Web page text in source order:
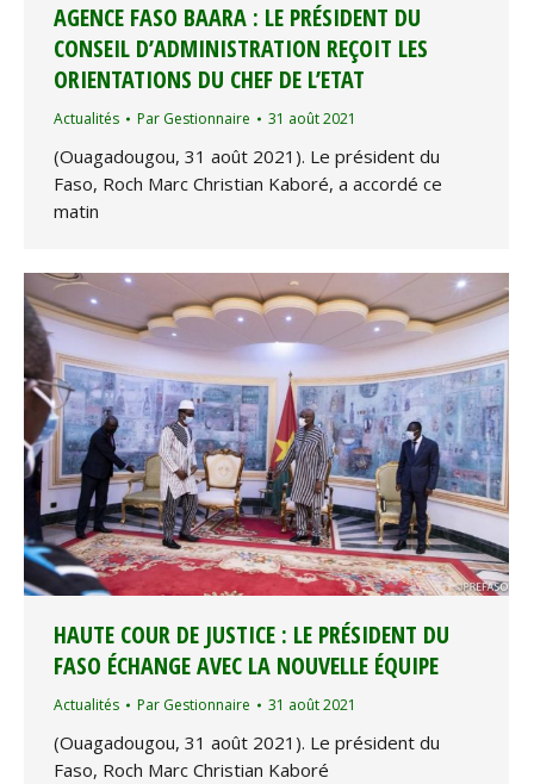
AGENCE FASO BAARA : LE PRÉSIDENT DU
CONSEIL D’ADMINISTRATION REÇOIT LES
ORIENTATIONS DU CHEF DE L’ETAT
Actualités Par Gestionnaire 31 août 2021
(Ouagadougou, 31 août 2021). Le président du
Faso, Roch Marc Christian Kaboré, a accordé ce
matin
HAUTE COUR DE JUSTICE : LE PRÉSIDENT DU
FASO ÉCHANGE AVEC LA NOUVELLE ÉQUIPE
Actualités Par Gestionnaire 31 août 2021
(Ouagadougou, 31 août 2021). Le président du
Faso, Roch Marc Christian Kaboré